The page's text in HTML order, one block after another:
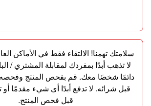
سلامتك تهمنا! الالتقاء فقط في الأماكن
لا تذهب أبدًا بمفردك لمقابلة المشتري /
دائمًا شخصًا معك. قم بفحص المنتج
قبل شرائه. لا تدفع أبدًا أي شيء مقدمًا أو
قبل فحص المنتج.